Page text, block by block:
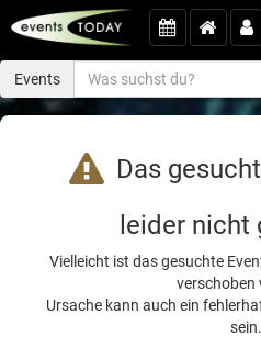
Events
Das
leider nicht
Vielleicht ist das gesuchte
verschoben
Ursache kann auch ein
sein.